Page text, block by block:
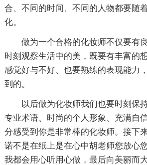
合、不同的时间、不同的人物都要随
化。
做为一个合格的化妆师不仅要有
时刻观察生活中的美，既要有丰富的
感觉好与不好、也要熟练的表现能力
到的。
以后做为化妆师我们也要时刻保
专业术语、时尚的个人形象、充满自
分感受到你是非常棒的化妆师。接下
诺不是在纸上是在心中胡老师您放心
我都会用心听用心做，最后向美丽而